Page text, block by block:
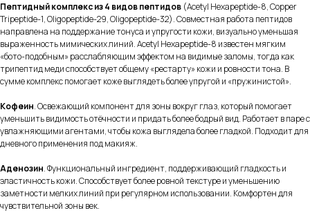
Пептидный комплекс из 4 видов пептидов (Acetyl Hexapeptide-8, Copper
Tripeptide-1, Oligopeptide-29, Oligopeptide-32). Совместная работа пептидов
направлена на поддержание тонуса и упругости кожи, визуально уменьшая
выраженность мимических линий. Acetyl Hexapeptide-8 известен мягким
«бото-подобным» расслабляющим эффектом на видимые заломы, тогда как
трипептид меди способствует общему «рестарту» кожи и ровности тона. В
сумме комплекс помогает коже выглядеть более упругой и «пружинистой».
Кофеин. Освежающий компонент для зоны вокруг глаз, который помогает
уменьшить видимость отёчности и придать более бодрый вид. Работает в паре с
увлажняющими агентами, чтобы кожа выглядела более гладкой. Подходит для
дневного применения под макияж.
Аденозин. Функциональный ингредиент, поддерживающий гладкость и
эластичность кожи. Способствует более ровной текстуре и уменьшению
заметности мелких линий при регулярном использовании. Комфортен для
чувствительной зоны век.